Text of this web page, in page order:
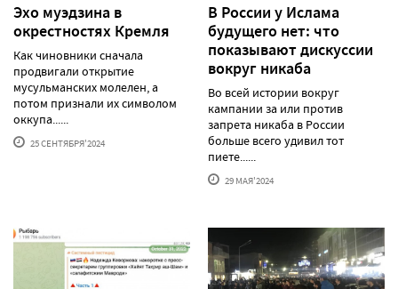
Эхо муэдзина в
окрестностях Кремля
Как чиновники сначала
продвигали открытие
мусульманских молелен, а
потом признали их символом
оккупа......
25 СЕНТЯБРЯ'2024
В России у Ислама
будущего нет: что
показывают дискуссии
вокруг никаба
Во всей истории вокруг
кампании за или против
запрета никаба в России
больше всего удивил тот
пиете......
29 МАЯ'2024